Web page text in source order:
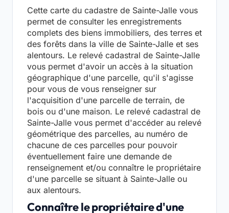
Cette carte du cadastre de Sainte-Jalle vous
permet de consulter les enregistrements
complets des biens immobiliers, des terres et
des forêts dans la ville de Sainte-Jalle et ses
alentours. Le relevé cadastral de Sainte-Jalle
vous permet d'avoir un accès à la situation
géographique d'une parcelle, qu'il s'agisse
pour vous de vous renseigner sur
l'acquisition d'une parcelle de terrain, de
bois ou d'une maison. Le relevé cadastral de
Sainte-Jalle vous permet d'accéder au relevé
géométrique des parcelles, au numéro de
chacune de ces parcelles pour pouvoir
éventuellement faire une demande de
renseignement et/ou connaître le propriétaire
d'une parcelle se situant à Sainte-Jalle ou
aux alentours.
Connaître le propriétaire d'une